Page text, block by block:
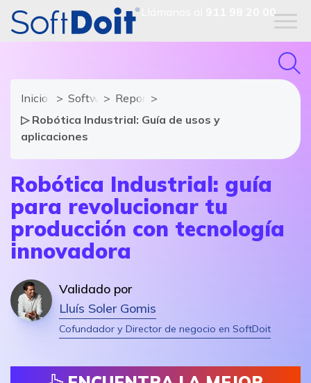
911 98 20 00
Inicio Software Industrial
Reportajes
▷ Robótica Industrial: Guía de usos y
aplicaciones
Robótica Industrial: guía
para revolucionar tu
producción con tecnología
innovadora
Validado por
Lluís Soler Gomis
Cofundador y Director de negocio en SoftDoit